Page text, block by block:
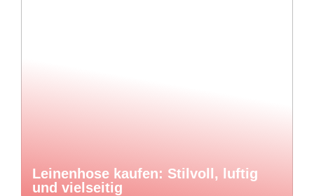
Leinenhose kaufen: Stilvoll, luftig
und vielseitig